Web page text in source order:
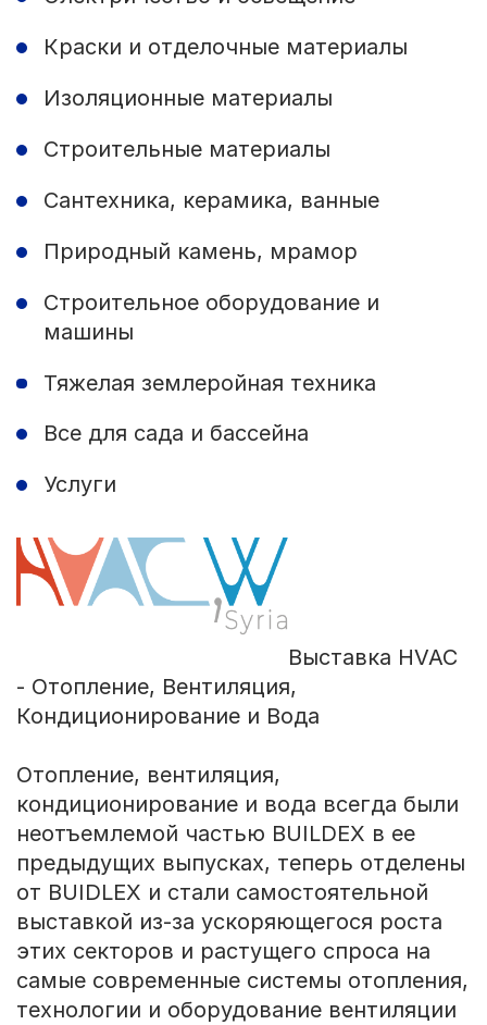
Краски и отделочные материалы
Изоляционные материалы
Строительные материалы
Сантехника, керамика, ванные
Природный камень, мрамор
Строительное оборудование и
машины
Тяжелая землеройная техника
Все для сада и бассейна
Услуги
Выставка HVAC
- Отопление, Вентиляция,
Кондиционирование и Вода
Отопление, вентиляция,
кондиционирование и вода всегда были
неотъемлемой частью BUILDEX в ее
предыдущих выпусках, теперь отделены
от BUIDLEX и стали самостоятельной
выставкой из-за ускоряющегося роста
этих секторов и растущего спроса на
самые современные системы отопления,
технологии и оборудование вентиляции